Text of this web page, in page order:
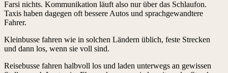
Farsi nichts. Kommunikation läuft also nur über das Schlaufon.
Taxis haben dagegen oft bessere Autos und sprachgewandtere
Fahrer.
Kleinbusse fahren wie in solchen Ländern üblich, feste Strecken
und dann los, wenn sie voll sind.
Reisebusse fahren halbvoll los und laden unterwegs an gewissen